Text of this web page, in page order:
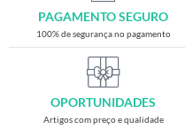
Gaming
Acessórios gaming
Cadeiras gaming
Merchandising
PAGAMENTO SEGURO
100% de segurança no pagamento
OPORTUNIDADES
Artigos com preço e qualidade